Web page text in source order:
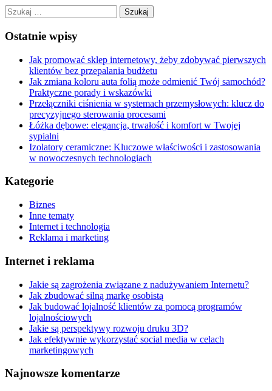
Szukaj:
Ostatnie wpisy
Jak promować sklep internetowy, żeby zdobywać pierwszych
klientów bez przepalania budżetu
Jak zmiana koloru auta folią może odmienić Twój samochód?
Praktyczne porady i wskazówki
Przełączniki ciśnienia w systemach przemysłowych: klucz do
precyzyjnego sterowania procesami
Łóżka dębowe: elegancja, trwałość i komfort w Twojej
sypialni
Izolatory ceramiczne: Kluczowe właściwości i zastosowania
w nowoczesnych technologiach
Kategorie
Biznes
Inne tematy
Internet i technologia
Reklama i marketing
Internet i reklama
Jakie są zagrożenia związane z nadużywaniem Internetu?
Jak zbudować silną markę osobistą
Jak budować lojalność klientów za pomocą programów
lojalnościowych
Jakie są perspektywy rozwoju druku 3D?
Jak efektywnie wykorzystać social media w celach
marketingowych
Najnowsze komentarze